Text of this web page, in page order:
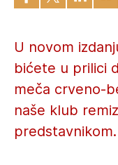
U novom
bićete u prilici
meča crveno-
naše klub
predstavnikom.